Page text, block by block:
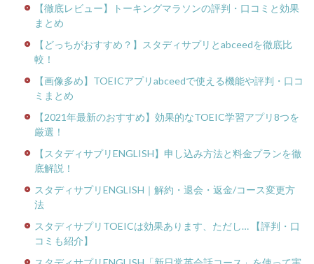
【徹底レビュー】トーキングマラソンの評判・口コミと効果
まとめ
【どっちがおすすめ？】スタディサプリとabceedを徹底比
較！
【画像多め】TOEICアプリabceedで使える機能や評判・口コ
ミまとめ
【2021年最新のおすすめ】効果的なTOEIC学習アプリ8つを
厳選！
【スタディサプリENGLISH】申し込み方法と料金プランを徹
底解説！
スタディサプリENGLISH｜解約・退会・返金/コース変更方
法
スタディサプリTOEICは効果あります、ただし… 【評判・口
コミも紹介】